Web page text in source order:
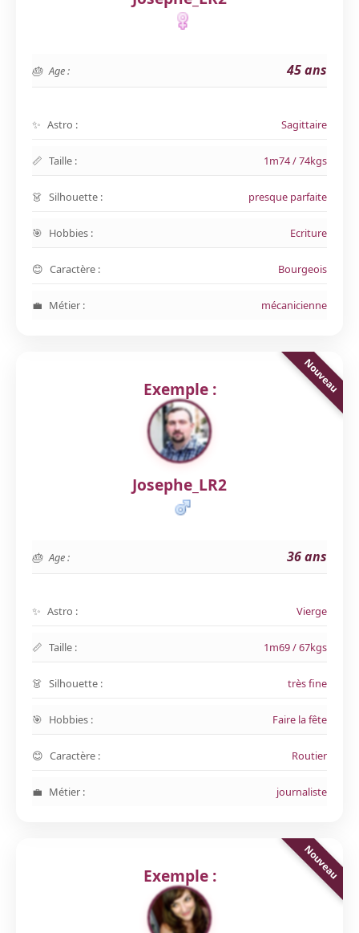
Age : 45 ans
Astro : Sagittaire
Taille : 1m74 / 74kgs
Silhouette : presque parfaite
Hobbies : Ecriture
Caractère : Bourgeois
Métier : mécanicienne
Exemple :
Josephe_LR2
Age : 36 ans
Astro : Vierge
Taille : 1m69 / 67kgs
Silhouette : très fine
Hobbies : Faire la fête
Caractère : Routier
Métier : journaliste
Exemple :